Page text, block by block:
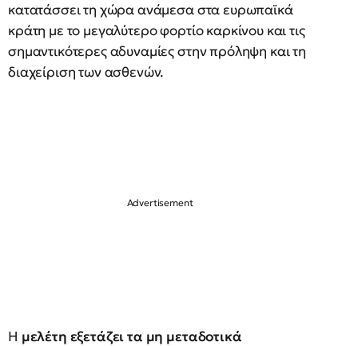
κατατάσσει τη χώρα ανάμεσα στα ευρωπαϊκά
κράτη με το μεγαλύτερο φορτίο καρκίνου και τις
σημαντικότερες αδυναμίες στην πρόληψη και τη
διαχείριση των ασθενών.
Η μελέτη εξετάζει τα μη μεταδοτικά